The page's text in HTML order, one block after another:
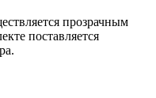
прозрачным
поставляется